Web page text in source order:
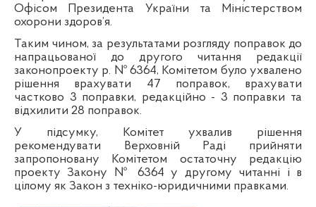
Офісом Президента України та Міністерством
охорони здоров’я.
Таким чином, за результатами розгляду поправок до
напрацьованої до другого читання редакції
законопроекту р. № 6364, Комітетом було ухвалено
рішення врахувати 47 поправок, врахувати
частково 3 поправки, редакційно - 3 поправки та
відхилити 28 поправок.
У підсумку, Комітет ухвалив рішення
рекомендувати Верховній Раді прийняти
запропоновану Комітетом остаточну редакцію
проекту Закону № 6364 у другому читанні і в
цілому як Закон з техніко-юридичними правками.